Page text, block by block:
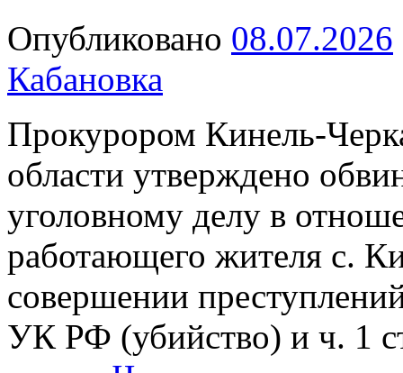
Опубликовано 08.07.2026
Кабановка
Прокурором Кинель-
области утверждено
уголовному делу в
работающего жителя с.
совершении
УК РФ (убийство) и ч. 1